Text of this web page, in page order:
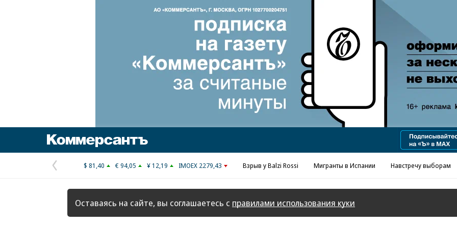
Реклама в «Ъ» www.kommersant.ru/ad
Предыдущая
страница
$ 81,40 € 94,05 ¥ 12,19 IMOEX 2279,43 Взрыв у Balzi Rossi Мигранты в Испании Навстречу выборам
Оставаясь на сайте, вы соглашаетесь с правилами использования куки